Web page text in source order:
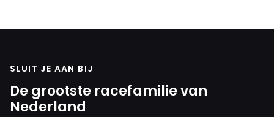
SLUIT JE AAN BIJ
De grootste racefamilie van
Nederland